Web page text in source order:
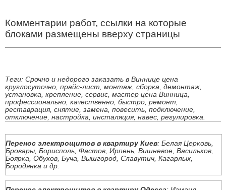
Комментарии работ, ссылки на которые
блоками размещены вверху страницы
Теги: Срочно и недорого заказать в Виннице цена
круглосуточно, прайс-лист, монтаж, сборка, демонтаж,
установка, крепление, сервис, мастер цена Винница,
профессионально, качественно, быстро, ремонт,
реставрация, снятие, замена, повесить, подключение,
отключение, настройка, инсталяция, навес, регулировка.
Перенос электрощитов в квартиру Киев: Белая Церковь,
Бровары, Борисполь, Фастов, Ирпень, Вишневое, Васильков,
Боярка, Обухов, Буча, Вышгород, Славутич, Кагарлых,
Бородянка и др.